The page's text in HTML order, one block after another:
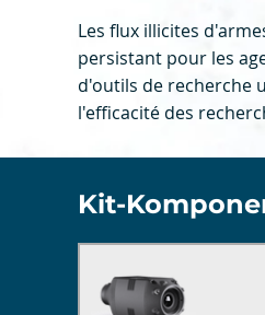
Les flux illicites
persistant pour les
d'outils de recherche
l'efficacité des
Kit-